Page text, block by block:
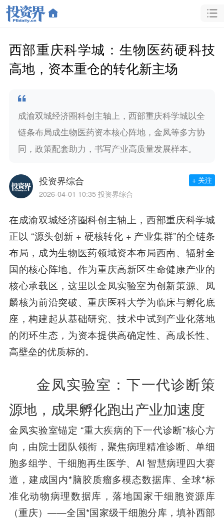
西部重庆科学城：生物医药硬科技
高地，资本重仓的转化新主场
成渝双城经济圈科创主轴上，西部重庆科学城以全
链条布局成生物医药资本核心阵地，金凤等多方协
同，政策配套助力，书写产业高质量发展样本。
投资界综合
2026-04-01 10:35 投资界综合
+ 关注
在成渝双城经济圈科创主轴上，西部重庆科学城
正以 “源头创新 + 硬核转化 + 产业集群”的全链条
布局，成为生物医药领域资本布局西南、辐射全
国的核心阵地。作为重庆高新区生命健康产业的
核心承载区，这里以金凤实验室为创新策源、凤
麟核为前沿突破、重庆医科大学为临床与孵化底
座，构建起从基础研究、技术中试到产业化落地
的闭环生态，为资本提供高确定性、高成长性、
高壁垒的优质标的。
金凤实验室：下一代诊断策
源地，成果孵化跑出产业加速度
金凤实验室锚定 “重大疾病的下一代诊断”核心方
向，由院士团队领衔，聚焦病理精准诊断、单细
胞多组学、干细胞再生医学、AI 智慧病理四大赛
道，建成国内*脑胶质瘤多模态数据库、全球*标
准化动物病理数据库，落地国家干细胞资源库
（重庆）——全国*国家级干细胞分库，填补西部